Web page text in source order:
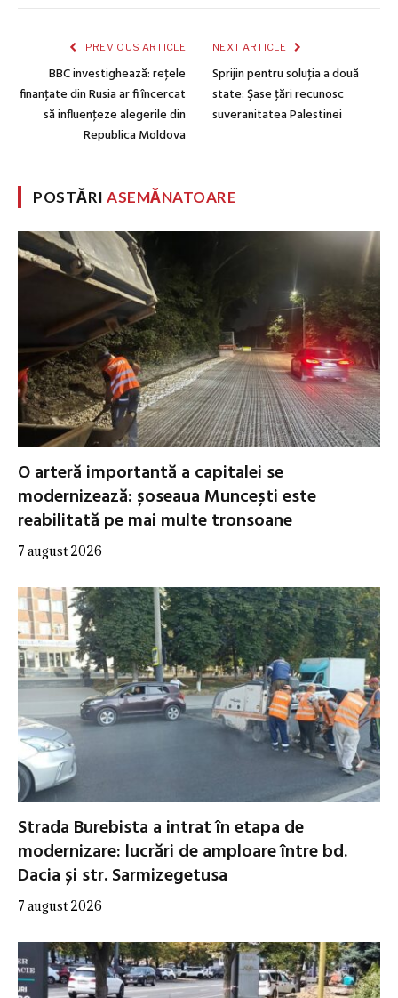
PREVIOUS ARTICLE
BBC investighează: reţele
finanţate din Rusia ar fi încercat
să influenţeze alegerile din
Republica Moldova
NEXT ARTICLE
Sprijin pentru soluţia a două
state: Şase ţări recunosc
suveranitatea Palestinei
POSTĂRIASEMĂNATOARE
O arteră importantă a capitalei se
modernizează: șoseaua Muncești este
reabilitată pe mai multe tronsoane
7 august 2026
Strada Burebista a intrat în etapa de
modernizare: lucrări de amploare între bd.
Dacia și str. Sarmizegetusa
7 august 2026